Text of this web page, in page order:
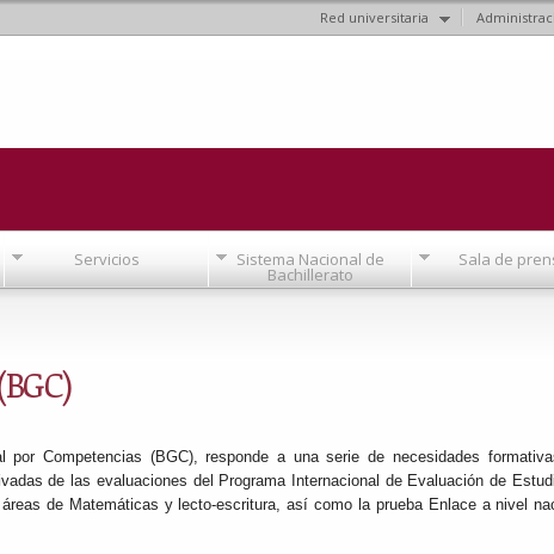
Red universitaria
Servicios Sistema Nacional de
Bachillerato
Sala de
por Competencias (BGC), responde a una serie de necesidades
de las evaluaciones del Programa Internacional de Evaluación de
de Matemáticas y lecto-escritura, así como la prueba Enlace a nivel